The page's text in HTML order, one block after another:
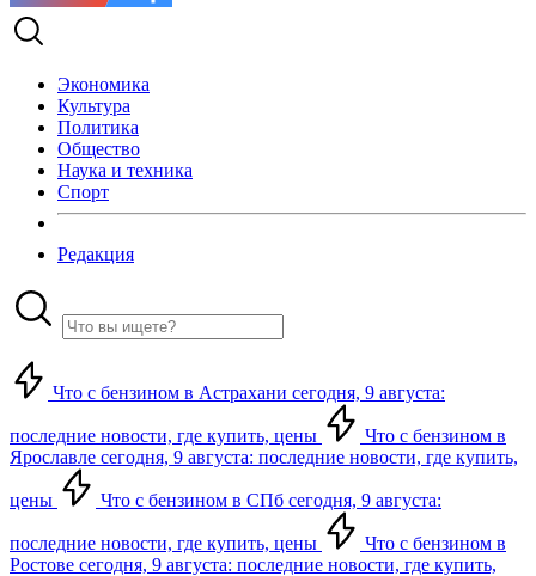
Экономика
Культура
Политика
Общество
Наука и техника
Спорт
Редакция
Что с бензином в Астрахани сегодня, 9 августа:
последние новости, где купить, цены
Что с бензином в
Ярославле сегодня, 9 августа: последние новости, где купить,
цены Что с бензином в СПб сегодня, 9 августа:
последние новости, где купить, цены
Что с бензином в
Ростове сегодня, 9 августа: последние новости, где купить,